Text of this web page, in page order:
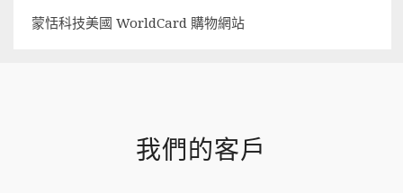
蒙恬科技美國 WorldCard 購物網站
我們的客戶